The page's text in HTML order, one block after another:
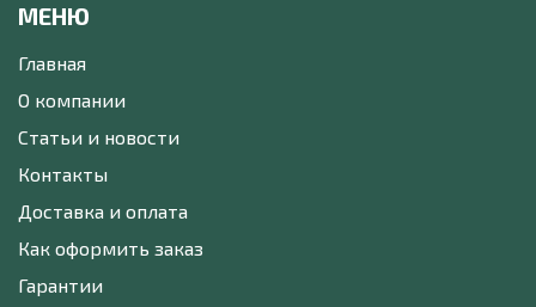
МЕНЮ
Главная
О компании
Статьи и новости
Контакты
Доставка и оплата
Как оформить заказ
Гарантии